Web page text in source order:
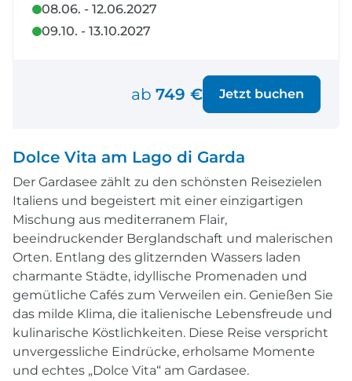
08.06. - 12.06.2027
09.10. - 13.10.2027
ab 749 € Jetzt buchen
Dolce Vita am Lago di Garda
Der Gardasee zählt zu den schönsten Reisezielen
Italiens und begeistert mit einer einzigartigen
Mischung aus mediterranem Flair,
beeindruckender Berglandschaft und malerischen
Orten. Entlang des glitzernden Wassers laden
charmante Städte, idyllische Promenaden und
gemütliche Cafés zum Verweilen ein. Genießen Sie
das milde Klima, die italienische Lebensfreude und
kulinarische Köstlichkeiten. Diese Reise verspricht
unvergessliche Eindrücke, erholsame Momente
und echtes „Dolce Vita“ am Gardasee.